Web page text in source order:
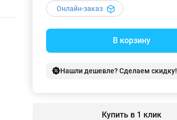
Онлайн-заказ
В корзину
Нашли дешевле? Сделаем скидку!
Купить в 1 клик